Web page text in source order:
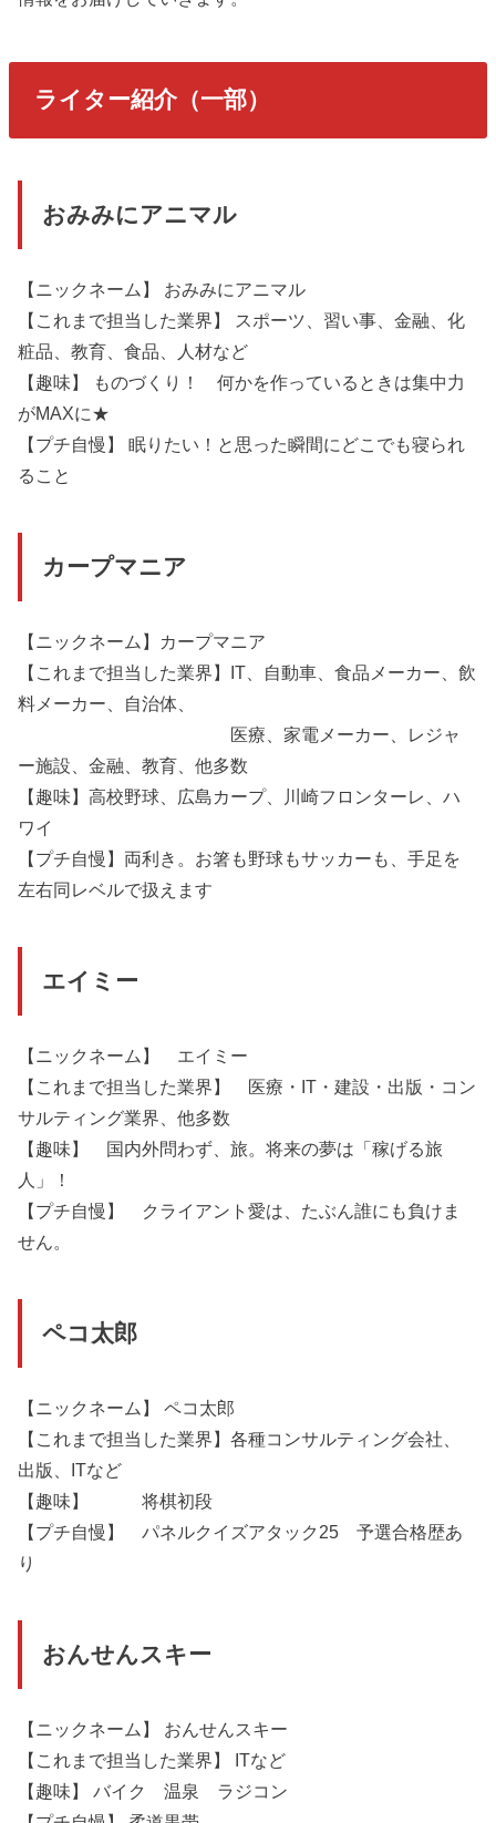
ライター紹介（一部）
おみみにアニマル
【ニックネーム】 おみみにアニマル
【これまで担当した業界】 スポーツ、習い事、金融、化
粧品、教育、食品、人材など
【趣味】 ものづくり！ 何かを作っているときは集中力
がMAXに★
【プチ自慢】 眠りたい！と思った瞬間にどこでも寝られ
ること
カープマニア
【ニックネーム】カープマニア
【これまで担当した業界】IT、自動車、食品メーカー、飲
料メーカー、自治体、
医療、家電メーカー、レジャ
ー施設、金融、教育、他多数
【趣味】高校野球、広島カープ、川崎フロンターレ、ハ
ワイ
【プチ自慢】両利き。お箸も野球もサッカーも、手足を
左右同レベルで扱えます
エイミー
【ニックネーム】 エイミー
【これまで担当した業界】 医療・IT・建設・出版・コン
サルティング業界、他多数
【趣味】 国内外問わず、旅。将来の夢は「稼げる旅
人」！
【プチ自慢】 クライアント愛は、たぶん誰にも負けま
せん。
ペコ太郎
【ニックネーム】 ペコ太郎
【これまで担当した業界】各種コンサルティング会社、
出版、ITなど
【趣味】 将棋初段
【プチ自慢】 パネルクイズアタック25 予選合格歴あ
り
おんせんスキー
【ニックネーム】 おんせんスキー
【これまで担当した業界】 ITなど
【趣味】 バイク 温泉 ラジコン